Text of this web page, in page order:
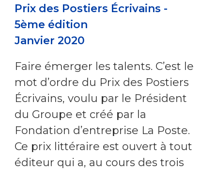
Prix des Postiers Écrivains -
5ème édition
Janvier 2020
Faire émerger les talents. C’est le
mot d’ordre du Prix des Postiers
Écrivains, voulu par le Président
du Groupe et créé par la
Fondation d’entreprise La Poste.
Ce prix littéraire est ouvert à tout
éditeur qui a, au cours des trois